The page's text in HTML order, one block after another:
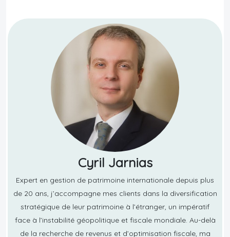
Cyril Jarnias
Expert en gestion de patrimoine internationale depuis plus
de 20 ans, j’accompagne mes clients dans la diversification
stratégique de leur patrimoine à l’étranger, un impératif
face à l’instabilité géopolitique et fiscale mondiale. Au-delà
de la recherche de revenus et d’optimisation fiscale, ma